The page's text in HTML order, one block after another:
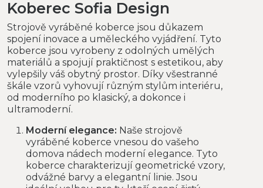
Koberec Sofia Design
Strojově vyráběné koberce jsou důkazem
spojení inovace a uměleckého vyjádření. Tyto
koberce jsou vyrobeny z odolných umělých
materiálů a spojují praktičnost s estetikou, aby
vylepšily váš obytný prostor. Díky všestranné
škále vzorů vyhovují různým stylům interiéru,
od moderního po klasický, a dokonce i
ultramoderní.
Moderní elegance: Naše strojově
vyráběné koberce vnesou do vašeho
domova nádech moderní elegance. Tyto
koberce charakterizují geometrické vzory,
odvážné barvy a elegantní linie. Jsou